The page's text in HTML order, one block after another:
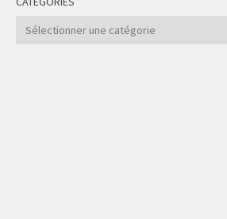
Catégories